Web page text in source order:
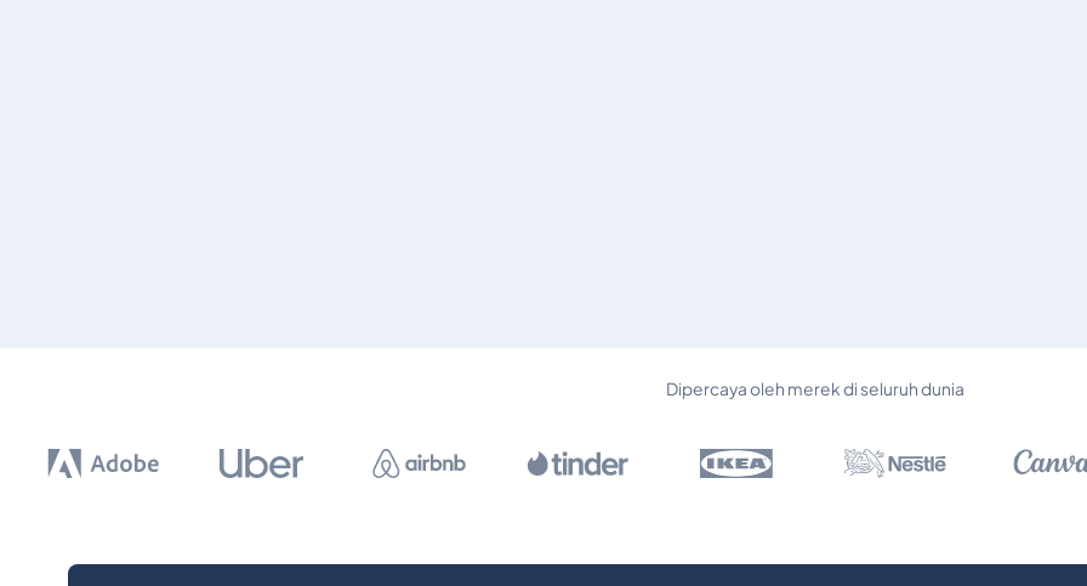
Dipercaya oleh merek di seluruh dunia